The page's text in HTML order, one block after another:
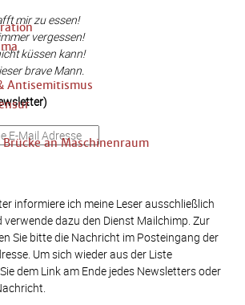
Antisemitismus
an Maschinenraum
mir zu essen!
vergessen!
küssen kann!
brave Mann.
informiere ich meine Leser ausschließlich
verwende dazu den Dienst Mailchimp. Zur
Sie bitte die Nachricht im Posteingang der
Um sich wieder aus der Liste
dem Link am Ende jedes Newsletters oder